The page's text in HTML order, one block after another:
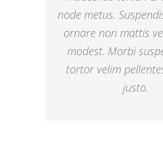
node metus.
ornare non mattis
modest. Morbi
tortor velim
justo.